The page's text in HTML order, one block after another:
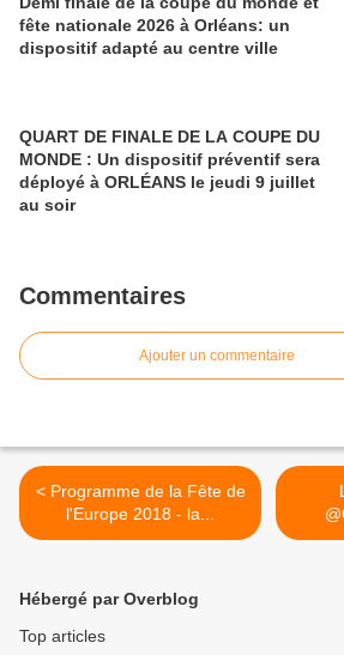
fête nationale 2026 à Orléans: un
dispositif adapté au centre ville
QUART DE FINALE DE LA COUPE DU
MONDE : Un dispositif préventif sera
déployé à ORLÉANS le jeudi 9 juillet
au soir
Commentaires
Ajouter un commentaire
< Programme de la Fête de
l'Europe 2018 - la...
Hébergé par Overblog
Top articles